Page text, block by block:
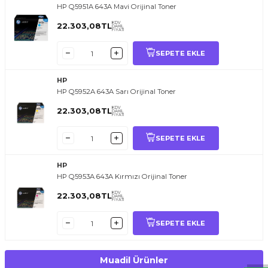
T
O
E
R
.
O
M.
T
R
i
l
i
l
t
i
m
g
i
ğ
i
i
ç
t
e
ş
k
k
ü
e
r
S
i
z
n
y
r
d
m
c
o
l
a
b
l
i
r
i
HP Q5951A 643A Mavi Orijinal Toner
22.303,08TLKDV
DAHİL
FİYATI
SEPETE EKLE
HP
HP Q5952A 643A Sarı Orijinal Toner
22.303,08TLKDV
DAHİL
FİYATI
SEPETE EKLE
HP
HP Q5953A 643A Kırmızı Orijinal Toner
22.303,08TLKDV
DAHİL
FİYATI
SEPETE EKLE
Muadil Ürünler